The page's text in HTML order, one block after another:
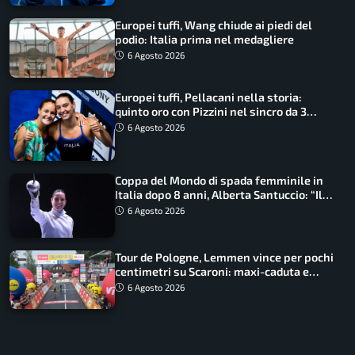
Europei tuffi, Wang chiude ai piedi del
podio: Italia prima nel medagliere
6 Agosto 2026
Europei tuffi, Pellacani nella storia:
quinto oro con Pizzini nel sincro da 3
metri
6 Agosto 2026
Coppa del Mondo di spada femminile in
Italia dopo 8 anni, Alberta Santuccio: “Il
lavoro dà sempre i suoi frutti”
6 Agosto 2026
Tour de Pologne, Lemmen vince per pochi
centimetri su Scaroni: maxi-caduta e
tappa accorciata
6 Agosto 2026